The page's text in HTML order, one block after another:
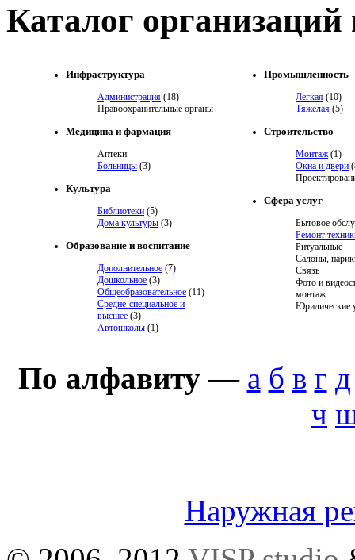
Каталог
Инфраструктура
Администрация (18)
Правоохранительные органы
Медицина и фармация
Аптеки
Больницы (3)
Культура
Библиотеки (5)
Дома культуры (3)
Образование и воспитание
Дополнительное (7)
Дошкольное (3)
Общеобразовательное (11)
Средне-специальное и
высшее (3)
Автошколы (1)
Промышленность
Легкая (10)
Тяжелая (5)
Строительство
Монтаж(1)
Окна и двери
Сфера услуг
Бытовое
Ремонт
Ритуальные
Салоны,
Связь
Фото и
монтаж
Юридические
По алфавиту— а б в г д
ч
Наружная